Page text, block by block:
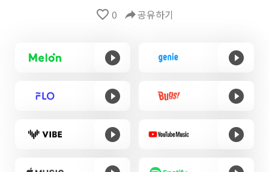
favorite_border 0 reply공유하기